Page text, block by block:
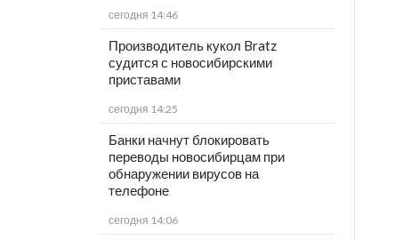
сегодня 14:46
Производитель кукол Bratz
судится с новосибирскими
приставами
сегодня 14:25
Банки начнут блокировать
переводы новосибирцам при
обнаружении вирусов на
телефоне
сегодня 14:06